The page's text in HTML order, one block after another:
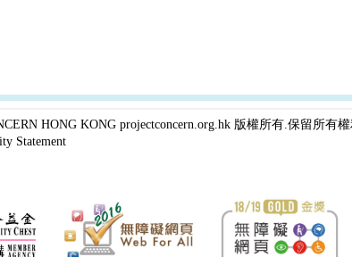
HONG KONG projectconcern.org.hk 版權所有.保留所有權
Statement